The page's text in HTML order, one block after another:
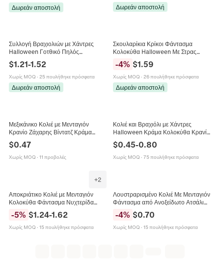
Δωρεάν αποστολή Δωρεάν αποστολή
Συλλογή Βραχιολιών με Χάντρες
Halloween Γοτθικό Πηλός
Αλφάβητο Boo Spooky Κολοκύθα
Κρανίο Χαμόγελο Ελαστικά
Κοσμήματα Πάρτι για Γυναίκες
$1.21-1.52
Χωρίς MOQ · 25 πουλήθηκε πρόσφατα
Δωρεάν αποστολή
Σκουλαρίκια Κρίκοι Φάντασμα
Κολοκύθα Halloween Με Στρας
Φωτεινά Κρεμαστά Σκουλαρίκια για
Πάρτι Γυναικεία Κοσμήματα
-4% $1.59
Χωρίς MOQ · 26 πουλήθηκε πρόσφατα
Δωρεάν αποστολή
Μεξικάνικο Κολιέ με Μενταγιόν
Κρανίο Ζάχαρης Βίντατζ Κράμα
Κοσμήματα Ethnic Στυλ για Άνδρες
Γυναίκες
$0.47
Χωρίς MOQ · 11 προβολές
Κολιέ και Βραχιόλι με Χάντρες
Halloween Κράμα Κολοκύθα Κρανίο
Μαύρες Χάντρες Γοτθικά Κοσμήματα
$0.45-0.80
Χωρίς MOQ · 75 πουλήθηκε πρόσφατα
+2
Αποκριάτικο Κολιέ με Μενταγιόν
Κολοκύθα Φάντασμα Νυχτερίδα
Γοτθικό Στυλ με Χάντρες Αίματος
Γυναικεία Κοσμήματα Πάρτι
-5% $1.24-1.62
Χωρίς MOQ · 15 πουλήθηκε πρόσφατα
Λουστραρισμένο Κολιέ Με Μενταγιόν
Φάντασμα από Ανοξείδωτο Ατσάλι
για Άνδρες Γυναίκες Χιπ Χοπ
Ασημένιο Κόσμημα Αξεσουάρ Πάρτι
-4% $0.70
Χωρίς MOQ · 15 πουλήθηκε πρόσφατα